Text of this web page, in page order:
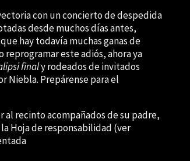
con un concierto de despedida
desde muchos días antes,
hay todavía muchas ganas de
reprogramar este adiós, ahora ya
finaly rodeados de invitados
Niebla. Prepárense para el
al recinto acompañados de su padre,
Hoja de responsabilidad (ver